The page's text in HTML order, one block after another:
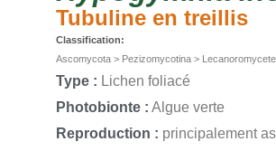
Tubuline en treillis
Classification:
Ascomycota > Pezizomycotina >
Type : Lichen foliacé
Photobionte : Algue verte
Reproduction : principalement